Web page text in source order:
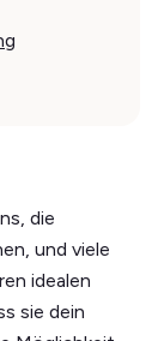
die
und viele
idealen
sie dein